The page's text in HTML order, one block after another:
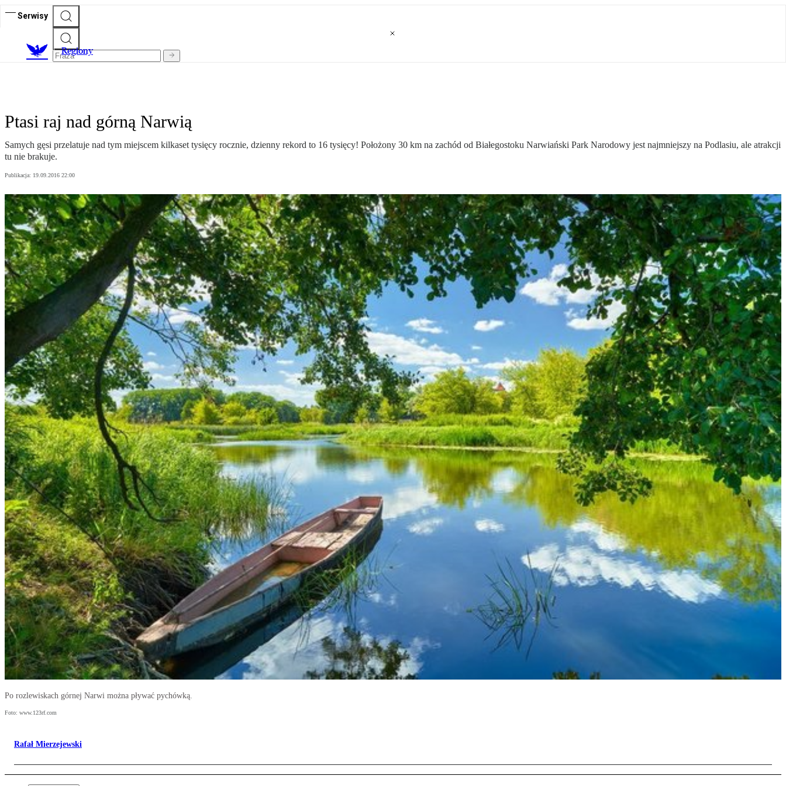
Serwisy
Regiony
Ptasi raj nad górną Narwią
Samych gęsi przelatuje nad tym miejscem kilkaset tysięcy rocznie, dzienny rekord to 16 tysięcy! Położony 30 km na zachód od Białegostoku Narwiański Park Narodowy jest najmniejszy na Podlasiu, ale atrakcji
tu nie brakuje.
Publikacja: 19.09.2016 22:00
Po rozlewiskach górnej Narwi można pływać pychówką.
Foto: www.123rf.com
Rafał Mierzejewski